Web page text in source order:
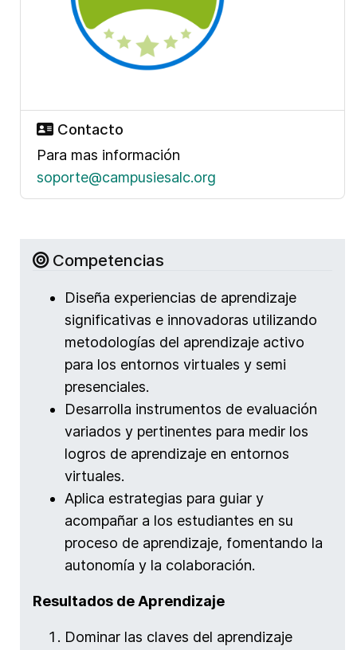
Contacto
Para mas información
soporte@campusiesalc.org
Competencias
Diseña experiencias de aprendizaje
significativas e innovadoras utilizando
metodologías del aprendizaje activo
para los entornos virtuales y semi
presenciales.
Desarrolla instrumentos de evaluación
variados y pertinentes para medir los
logros de aprendizaje en entornos
virtuales.
Aplica estrategias para guiar y
acompañar a los estudiantes en su
proceso de aprendizaje, fomentando la
autonomía y la colaboración.
Resultados de Aprendizaje
Dominar las claves del aprendizaje